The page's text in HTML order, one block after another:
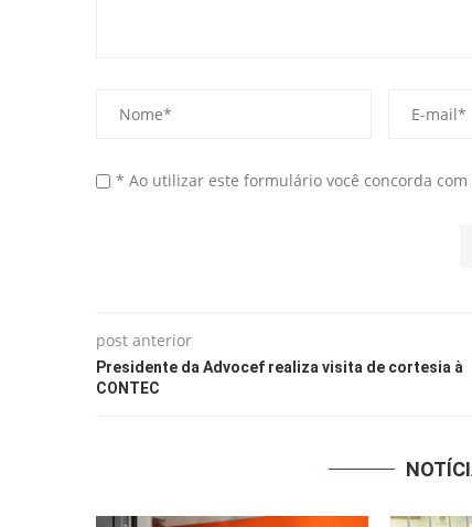
* Ao utilizar este formulário você concorda com
post anterior
Presidente da Advocef realiza visita de cortesia à
CONTEC